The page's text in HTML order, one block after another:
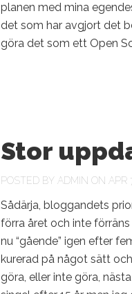
planen med mina
det som har avgjort det
göra det som ett Open
Stor
POSTED BY ADMIN ON APR
Sådärja, bloggandets
förra året och inte
nu “gående” igen efter
kurerad på något sätt
göra, eller inte göra,